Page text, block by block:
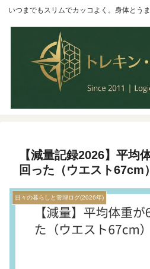
いつまでもスリムでカッコよく。身体とう
【減量記録2026】平均
回った（ウエスト67cm）
日々の暮らしと管理ログ(2026年)